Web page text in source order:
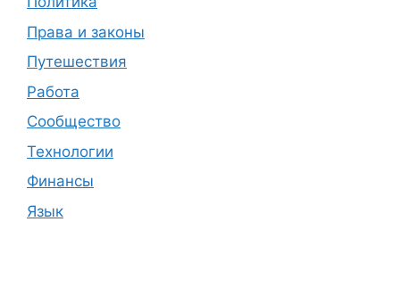
Права и законы
Путешествия
Работа
Сообщество
Технологии
Финансы
Язык